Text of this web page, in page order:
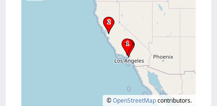
©OpenStreetMapcontributors.